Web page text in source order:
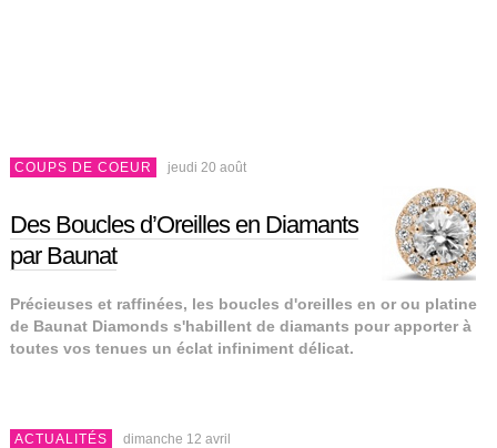
COUPS DE COEUR jeudi 20 août
Des Boucles d’Oreilles en Diamants
par Baunat
Précieuses et raffinées, les boucles d'oreilles en or ou platine
de Baunat Diamonds s'habillent de diamants pour apporter à
toutes vos tenues un éclat infiniment délicat.
ACTUALITÉS dimanche 12 avril